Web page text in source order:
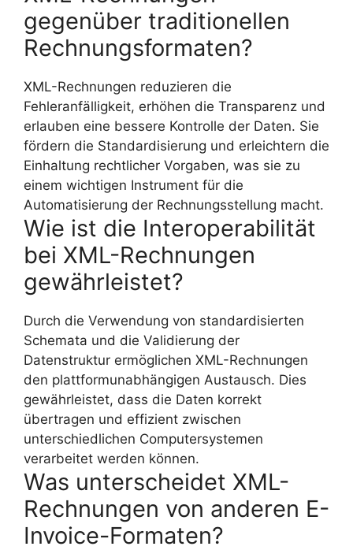
gegenüber traditionellen
Rechnungsformaten?
XML-Rechnungen reduzieren die
Fehleranfälligkeit, erhöhen die Transparenz und
erlauben eine bessere Kontrolle der Daten. Sie
fördern die Standardisierung und erleichtern die
Einhaltung rechtlicher Vorgaben, was sie zu
einem wichtigen Instrument für die
Automatisierung der Rechnungsstellung macht.
Wie ist die Interoperabilität
bei XML-Rechnungen
gewährleistet?
Durch die Verwendung von standardisierten
Schemata und die Validierung der
Datenstruktur ermöglichen XML-Rechnungen
den plattformunabhängigen Austausch. Dies
gewährleistet, dass die Daten korrekt
übertragen und effizient zwischen
unterschiedlichen Computersystemen
verarbeitet werden können.
Was unterscheidet XML-
Rechnungen von anderen E-
Invoice-Formaten?